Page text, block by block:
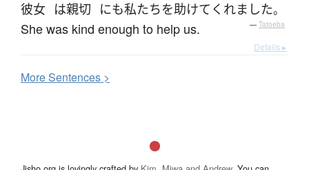
彼女 は親切 にも私たちを助けて くれました。
She was kind enough to help us. — Tatoeba
Details ▸
MoreSentences >